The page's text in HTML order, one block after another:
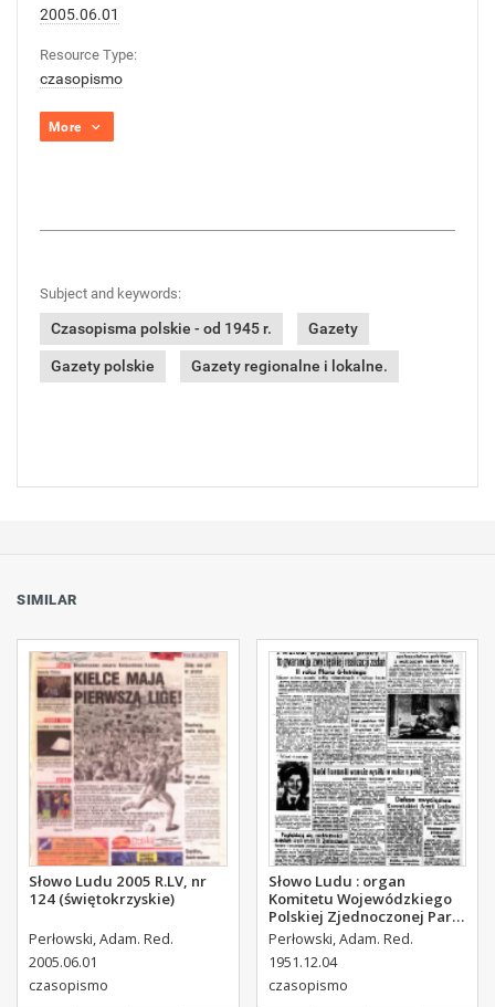
2005.06.01
Resource Type:
czasopismo
More
Subject and keywords:
Czasopisma polskie - od 1945 r. Gazety
Gazety polskie Gazety regionalne i lokalne.
SIMILAR
Słowo Ludu 2005 R.LV, nr
124 (świętokrzyskie)
Perłowski, Adam. Red.
2005.06.01
czasopismo
Słowo Ludu : organ
Komitetu Wojewódzkiego
Polskiej Zjednoczonej Partii
Robotniczej, 1951, R.3, nr
Perłowski, Adam. Red.
1951.12.04
czasopismo